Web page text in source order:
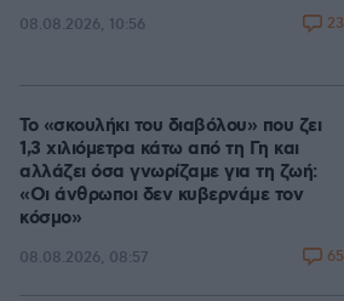
08.08.2026, 10:56 23
Το «σκουλήκι του διαβόλου» που ζει
1,3 χιλιόμετρα κάτω από τη Γη και
αλλάζει όσα γνωρίζαμε για τη ζωή:
«Οι άνθρωποι δεν κυβερνάμε τον
κόσμο»
08.08.2026, 08:57 65